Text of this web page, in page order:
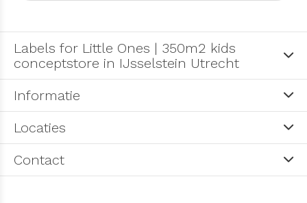
Labels for Little Ones | 350m2 kids
conceptstore in IJsselstein Utrecht
Informatie
Locaties
Contact